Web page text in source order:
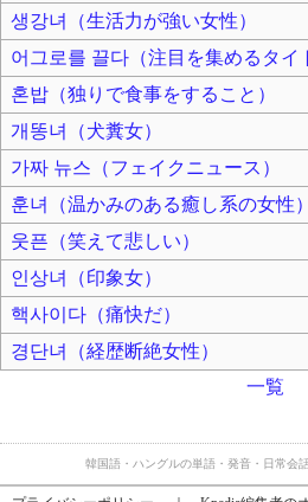
생강녀（生活力が強い女性）
어그로를 끌다（注目を集めるタイ
혼밥（独りで食事をすること）
개똥녀（犬糞女）
가짜 뉴스（フェイクニュース）
훈녀（温かみのある癒し系の女性）
웃픈（笑えて悲しい）
인상녀（印象女）
핵사이다（痛快だ）
경단녀（経歴断絶女性）
一覧
韓国語・ハングルの単語・発音・日常会